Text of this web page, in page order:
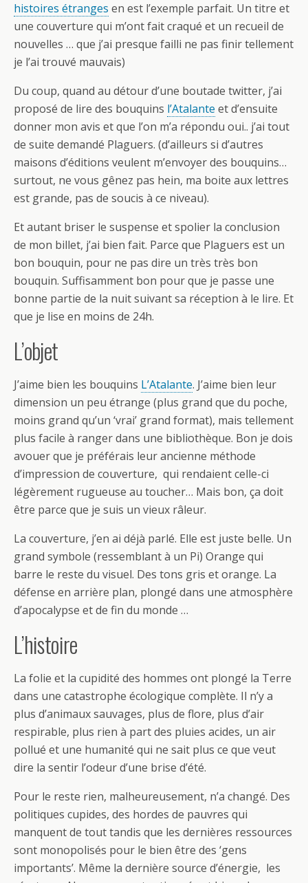
histoires étranges en est l’exemple parfait. Un titre et
une couverture qui m’ont fait craqué et un recueil de
nouvelles … que j’ai presque failli ne pas finir tellement
je l’ai trouvé mauvais)
Du coup, quand au détour d’une boutade twitter, j’ai
proposé de lire des bouquins l’Atalante et d’ensuite
donner mon avis et que l’on m’a répondu oui.. j’ai tout
de suite demandé Plaguers. (d’ailleurs si d’autres
maisons d’éditions veulent m’envoyer des bouquins…
surtout, ne vous gênez pas hein, ma boite aux lettres
est grande, pas de soucis à ce niveau).
Et autant briser le suspense et spolier la conclusion
de mon billet, j’ai bien fait. Parce que Plaguers est un
bon bouquin, pour ne pas dire un très très bon
bouquin. Suffisamment bon pour que je passe une
bonne partie de la nuit suivant sa réception à le lire. Et
que je lise en moins de 24h.
L’objet
J’aime bien les bouquins L’Atalante. J’aime bien leur
dimension un peu étrange (plus grand que du poche,
moins grand qu’un ‘vrai’ grand format), mais tellement
plus facile à ranger dans une bibliothèque. Bon je dois
avouer que je préférais leur ancienne méthode
d’impression de couverture, qui rendaient celle-ci
légèrement rugueuse au toucher… Mais bon, ça doit
être parce que je suis un vieux râleur.
La couverture, j’en ai déjà parlé. Elle est juste belle. Un
grand symbole (ressemblant à un Pi) Orange qui
barre le reste du visuel. Des tons gris et orange. La
défense en arrière plan, plongé dans une atmosphère
d’apocalypse et de fin du monde …
L’histoire
La folie et la cupidité des hommes ont plongé la Terre
dans une catastrophe écologique complète. Il n’y a
plus d’animaux sauvages, plus de flore, plus d’air
respirable, plus rien à part des pluies acides, un air
pollué et une humanité qui ne sait plus ce que veut
dire la sentir l’odeur d’une brise d’été.
Pour le reste rien, malheureusement, n’a changé. Des
politiques cupides, des hordes de pauvres qui
manquent de tout tandis que les dernières ressources
sont monopolisés pour le bien être des ‘gens
importants’. Même la dernière source d’énergie, les